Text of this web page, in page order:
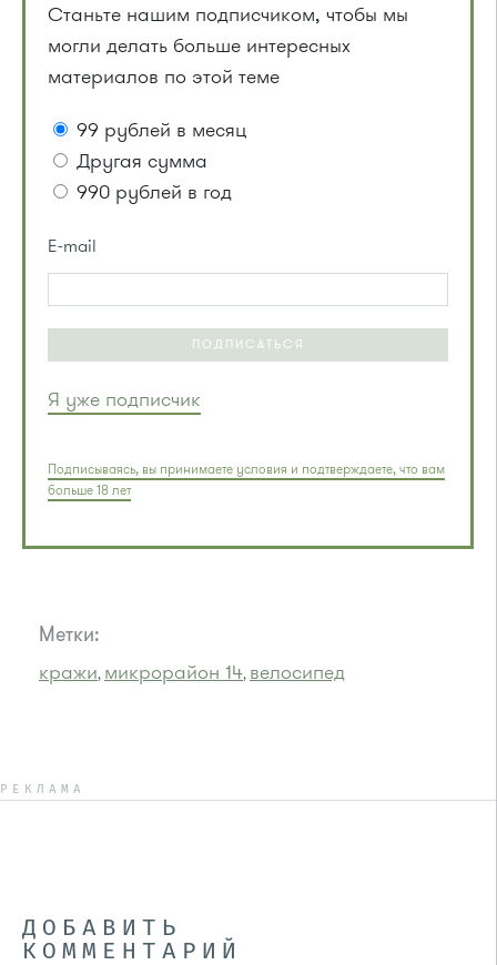
Станьте нашим подписчиком, чтобы мы
могли делать больше интересных
материалов по этой теме
99 рублей в месяц
Другая сумма
990 рублей в год
E-mail
ПОДПИСАТЬСЯ
Я уже подписчик
Подписываясь, вы принимаете условия и подтверждаете, что вам
больше 18 лет
Метки:
кражи, микрорайон 14, велосипед
РЕКЛАМА
ДОБАВИТЬ
КОММЕНТАРИЙ